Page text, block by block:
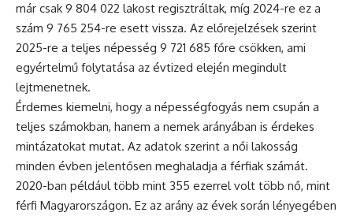
már csak 9 804 022 lakost regisztráltak, míg 2024-re ez a
szám 9 765 254-re esett vissza. Az előrejelzések szerint
2025-re a teljes népesség 9 721 685 főre csökken, ami
egyértelmű folytatása az évtized elején megindult
lejtmenetnek.
Érdemes kiemelni, hogy a népességfogyás nem csupán a
teljes számokban, hanem a nemek arányában is érdekes
mintázatokat mutat. Az adatok szerint a női lakosság
minden évben jelentősen meghaladja a férfiak számát.
2020-ban például több mint 355 ezerrel volt több nő, mint
férfi Magyarországon. Ez az arány az évek során lényegében